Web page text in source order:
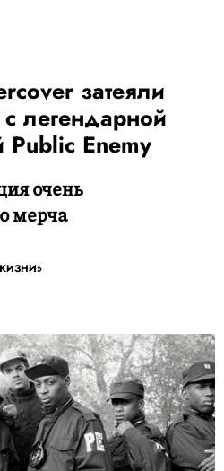
затеяли
легендарной
Public Enemy
очень
мерча